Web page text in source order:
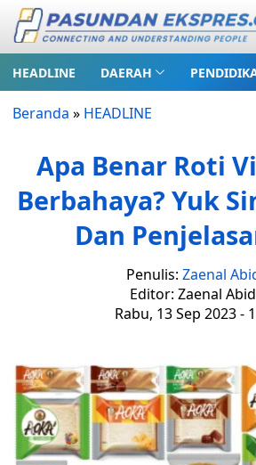
HEADLINE DAERAH
Beranda » HEADLINE
Apa Benar Roti
Berbahaya? Yuk
Dan
Penulis: Zaenal
Editor: Zaenal
Rabu, 13 Sep 2023 -